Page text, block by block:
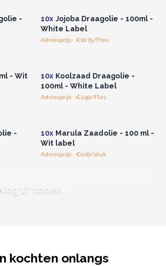
-
10xJojoba Draagolie - 100ml -
White Label
Adviesprijs : €10.75/Fles
- Wit
10xKoolzaad Draagolie -
100ml - White Label
Adviesprijs : €2.90/Fles
-
10xMarula Zaadolie - 100 ml -
Wit label
Adviesprijs : €0.00/stuk
Nog 17 tonen
kochten onlangs